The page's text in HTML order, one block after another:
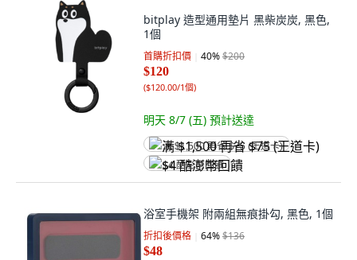
bitplay 造型通用墊片 黑柴炭炭, 黑色,
1個
首購折扣價 40%$200
$120
($120.00/1個)
明天 8/7 (五) 預計送達
满 $1,500 再省 $75 (王道卡)
$4 酷澎幣回饋
浴室手機架 附兩組無痕掛勾, 黑色, 1個
折扣後價格 64%$136
$48